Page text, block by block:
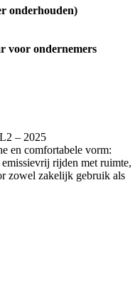
onderhouden)
voor ondernemers
– 2025
en comfortabele vorm:
rijden met ruimte,
zowel zakelijk gebruik als